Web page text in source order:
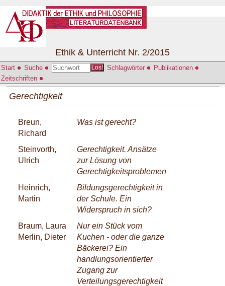
Start Suche Los! Schlagwörter
Publikationen
Zeitschriften
Ethik & Unterricht Nr. 2/2015
Gerechtigkeit
Breun,
Richard
Was ist gerecht?
Steinvorth,
Ulrich
Gerechtigkeit. Ansätze
zur Lösung von
Gerechtigkeitsproblemen
Heinrich,
Martin
Bildungsgerechtigkeit in
der Schule. Ein
Widerspruch in sich?
Braum, Laura
Merlin, Dieter
Nur ein Stück vom
Kuchen - oder die ganze
Bäckerei? Ein
handlungsorientierter
Zugang zur
Verteilungsgerechtigkeit